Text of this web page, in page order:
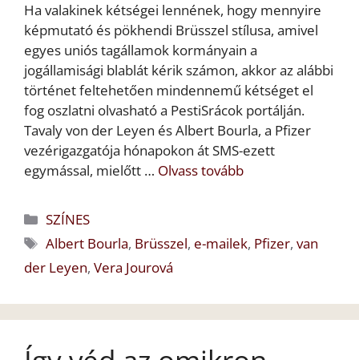
Ha valakinek kétségei lennének, hogy mennyire
képmutató és pökhendi Brüsszel stílusa, amivel
egyes uniós tagállamok kormányain a
jogállamisági blablát kérik számon, akkor az alábbi
történet feltehetően mindennemű kétséget el
fog oszlatni olvasható a PestiSrácok portálján.
Tavaly von der Leyen és Albert Bourla, a Pfizer
vezérigazgatója hónapokon át SMS-ezett
egymással, mielőtt … Olvass tovább
Kategória
SZÍNES
Címkék
Albert Bourla, Brüsszel, e-mailek, Pfizer,van
der Leyen, Vera Jourová